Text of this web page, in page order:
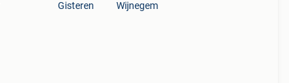
Gisteren Wijnegem